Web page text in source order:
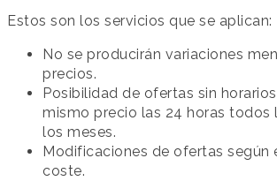
Estos son los servicios que se aplican:
No se producirán variaciones
precios.
Posibilidad de ofertas sin
mismo precio las 24 horas todos
los meses.
Modificaciones de ofertas según
coste.